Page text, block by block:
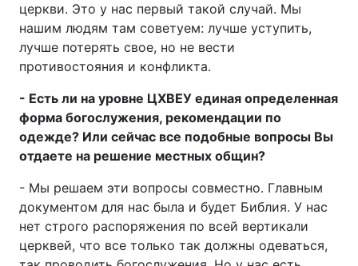
церкви. Это у нас первый такой случай. Мы
нашим людям там советуем: лучше уступить,
лучше потерять свое, но не вести
противостояния и конфликта.
- Есть ли на уровне ЦХВЕУ единая определенная
форма богослужения, рекомендации по
одежде? Или сейчас все подобные вопросы Вы
отдаете на решение местных общин?
- Мы решаем эти вопросы совместно. Главным
документом для нас была и будет Библия. У нас
нет строго распоряжения по всей вертикали
церквей, что все только так должны одеваться,